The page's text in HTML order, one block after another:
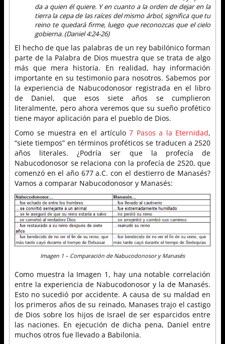
da a quien él quiere. Y en cuanto a la orden de dejar en la
tierra la cepa de las raíces del mismo árbol, significa que tu
reino te quedará firme, luego que reconozcas que el cielo
gobierna. (Daniel 4:24-26)
El hecho de que las palabras de un rey babilónico forman
parte de la Palabra de Dios muestra que se trata de algo
más que mera historia. En realidad, hay información
importante en su testimonio para nosotros. Sabemos por
la experiencia de Nabucodonosor registrada en el libro
de Daniel, que esos siete años se cumplieron
literalmente, pero ahora veremos que su sueño profético
tiene mayor aplicación para el pueblo de Dios.
Como se muestra en el artículo 7 Pasos a la Eternidad,
“siete tiempos” en términos proféticos se traducen a 2520
años literales. ¿Podría ser que la profecía de
Nabucodonosor se relaciona con la profecía de 2520, que
comenzó en el año 677 a.C. con el destierro de Manasés?
Vamos a comparar Nabucodonosor y Manasés:
Imagen 1 – Comparación de Nabucodonosor y Manasés
Como muestra la Imagen 1, hay una notable correlación
entre la experiencia de Nabucodonosor y la de Manasés.
Esto no sucedió por accidente. A causa de su maldad en
los primeros años de su reinado, Manases trajo el castigo
de Dios sobre los hijos de Israel de ser esparcidos entre
las naciones. En ejecución de dicha pena, Daniel entre
muchos otros fue llevado a Babilonia.